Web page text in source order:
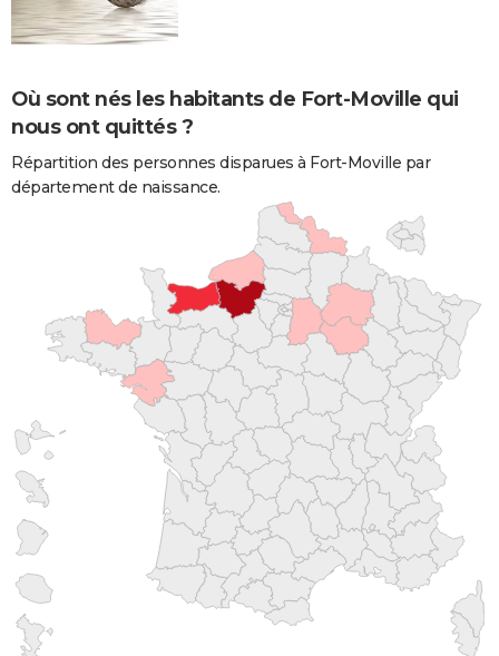
Où sont nés les habitants de Fort-Moville qui
nous ont quittés ?
Répartition des personnes disparues à Fort-Moville par
département de naissance.